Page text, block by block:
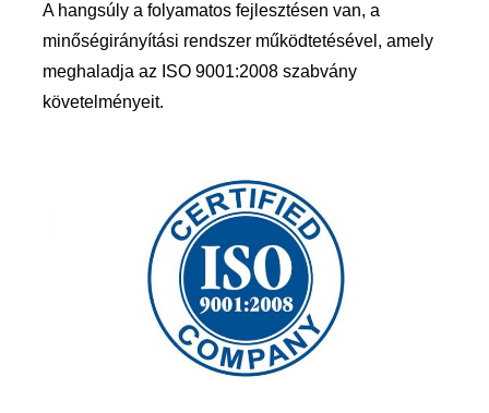
A hangsúly a folyamatos fejlesztésen van, a
minőségirányítási rendszer működtetésével, amely
meghaladja az ISO 9001:2008 szabvány
követelményeit.